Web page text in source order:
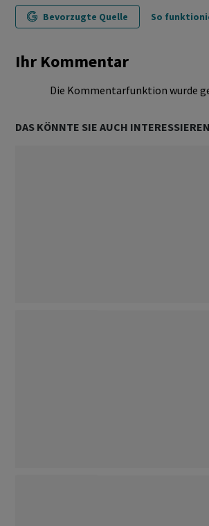
Bevorzugte Quelle So
Ihr Kommentar
Die Kommentarfunktion wurde
DAS KÖNNTE SIE AUCH INTERESSIEREN